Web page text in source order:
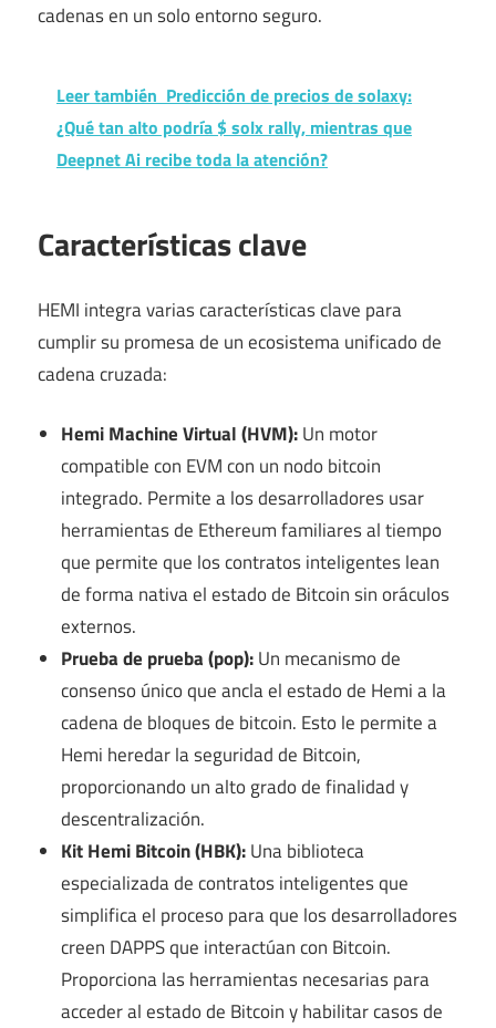
cadenas en un solo entorno seguro.
Leer también Predicción de precios de solaxy:
¿Qué tan alto podría $ solx rally, mientras que
Deepnet Ai recibe toda la atención?
Características clave
HEMI integra varias características clave para
cumplir su promesa de un ecosistema unificado de
cadena cruzada:
Hemi Machine Virtual (HVM):Un motor
compatible con EVM con un nodo bitcoin
integrado. Permite a los desarrolladores usar
herramientas de Ethereum familiares al tiempo
que permite que los contratos inteligentes lean
de forma nativa el estado de Bitcoin sin oráculos
externos.
Prueba de prueba (pop):Un mecanismo de
consenso único que ancla el estado de Hemi a la
cadena de bloques de bitcoin. Esto le permite a
Hemi heredar la seguridad de Bitcoin,
proporcionando un alto grado de finalidad y
descentralización.
Kit Hemi Bitcoin (HBK):Una biblioteca
especializada de contratos inteligentes que
simplifica el proceso para que los desarrolladores
creen DAPPS que interactúan con Bitcoin.
Proporciona las herramientas necesarias para
acceder al estado de Bitcoin y habilitar casos de